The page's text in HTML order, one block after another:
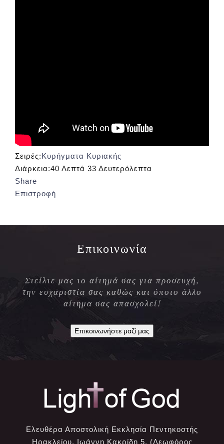
Σειρές:Κυρήγματα Κυριακής
Διάρκεια:40 Λεπτά 33 Δευτερόλεπτα
Share
Επιστροφή
Επικοινωνία
Στείλτε μας το αίτημά σας για προσευχή,
την ευχαριστία σας καθώς και όποιο άλλο
αίτημα σας απασχολεί!
Επικοινωνήστε μαζί μας
Ελευθέρα Αποστολική Εκκλησία Πεντηκοστής
Ηρακλείου, Ιωάννη Κακρίδη 5, (Λεωφόρος